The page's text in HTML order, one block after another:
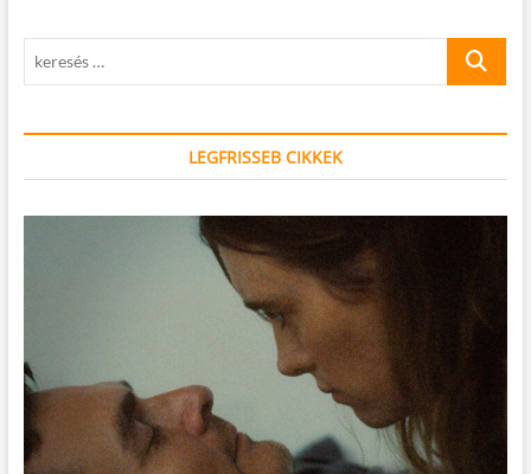
keresés
LEGFRISSEB CIKKEK